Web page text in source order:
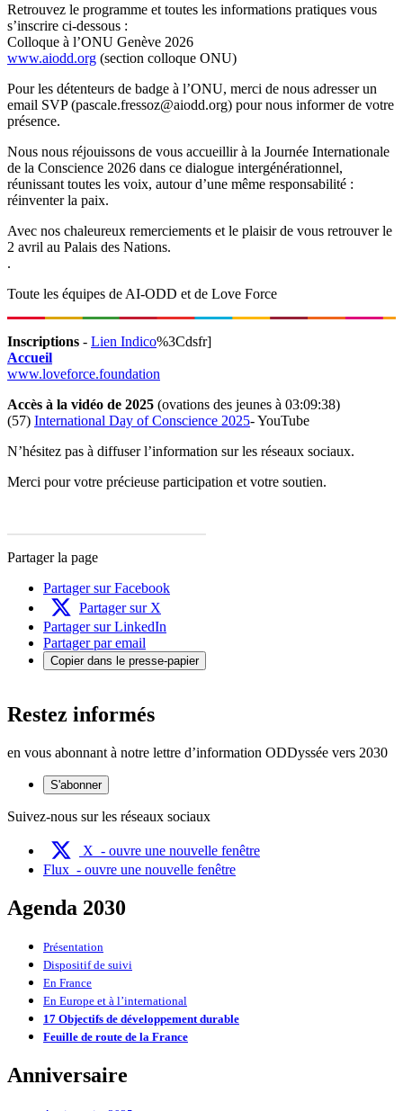
Retrouvez le programme et toutes les informations pratiques vous
s’inscrire ci-dessous :
Colloque à l’ONU Genève 2026
www.aiodd.org (section colloque ONU)
Pour les détenteurs de badge à l’ONU, merci de nous adresser un
email SVP (pascale.fressoz@aiodd.org) pour nous informer de votre
présence.
Nous nous réjouissons de vous accueillir à la Journée Internationale
de la Conscience 2026 dans ce dialogue intergénérationnel,
réunissant toutes les voix, autour d’une même responsabilité :
réinventer la paix.
Avec nos chaleureux remerciements et le plaisir de vous retrouver le
2 avril au Palais des Nations.
.
Toute les équipes de AI-ODD et de Love Force
Inscriptions - Lien Indico%3Cdsfr]
Accueil
www.loveforce.foundation
Accès à la vidéo de 2025 (ovations des jeunes à 03:09:38)
(57) International Day of Conscience 2025- YouTube
N’hésitez pas à diffuser l’information sur les réseaux sociaux.
Merci pour votre précieuse participation et votre soutien.
Partager la page
Partager sur Facebook
Partager sur X
Partager sur LinkedIn
Partager par email
Copier dans le presse-papier
Restez informés
en vous abonnant à notre lettre d’information ODDyssée vers 2030
S'abonner
Suivez-nous sur les réseaux sociaux
X - ouvre une nouvelle fenêtre
Flux - ouvre une nouvelle fenêtre
Agenda 2030
Présentation
Dispositif de suivi
En France
En Europe et à l’international
17 Objectifs de développement durable
Feuille de route de la France
Anniversaire